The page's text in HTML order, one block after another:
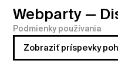
Webparty —
Podmienky používania
Zobraziť príspevky